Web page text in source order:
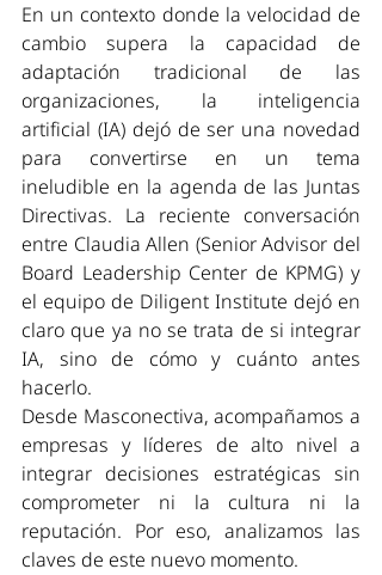
En un contexto donde la velocidad de
cambio supera la capacidad de
adaptación tradicional de las
organizaciones, la inteligencia
artificial (IA) dejó de ser una novedad
para convertirse en un tema
ineludible en la agenda de las Juntas
Directivas. La reciente conversación
entre Claudia Allen (Senior Advisor del
Board Leadership Center de KPMG) y
el equipo de Diligent Institute dejó en
claro que ya no se trata de si integrar
IA, sino de cómo y cuánto antes
hacerlo.
Desde Masconectiva, acompañamos a
empresas y líderes de alto nivel a
integrar decisiones estratégicas sin
comprometer ni la cultura ni la
reputación. Por eso, analizamos las
claves de este nuevo momento.